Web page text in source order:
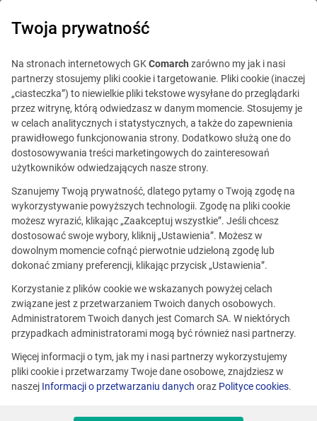
Ta oferta jest już
nieaktualna.
Zobacz podobne oferty
Różne lokalizacje
Erlang Developer
Programowanie
Twoja prywatność
Na stronach internetowych GKComarch zarówno my jak i nasi
partnerzy stosujemy pliki cookie i targetowanie. Pliki cookie (inaczej
„ciasteczka”) to niewielkie pliki tekstowe wysyłane do przeglądarki
przez witrynę, którą odwiedzasz w danym momencie. Stosujemy je
w celach analitycznych i statystycznych, a także do zapewnienia
prawidłowego funkcjonowania strony. Dodatkowo służą one do
dostosowywania treści marketingowych do zainteresowań
użytkowników odwiedzających nasze strony.
Szanujemy Twoją prywatność, dlatego pytamy o Twoją zgodę na
wykorzystywanie powyższych technologii. Zgodę na pliki cookie
możesz wyrazić, klikając „Zaakceptuj wszystkie”. Jeśli chcesz
dostosować swoje wybory, kliknij „Ustawienia”. Możesz w
dowolnym momencie cofnąć pierwotnie udzieloną zgodę lub
dokonać zmiany preferencji, klikając przycisk „Ustawienia”.
Korzystanie z plików cookie we wskazanych powyżej celach
związane jest z przetwarzaniem Twoich danych osobowych.
Administratorem Twoich danych jest Comarch SA. W niektórych
przypadkach administratorami mogą być również nasi partnerzy.
Więcej informacji o tym, jak my i nasi partnerzy wykorzystujemy
pliki cookie i przetwarzamy Twoje dane osobowe, znajdziesz w
naszej Informacji o przetwarzaniu danych oraz Polityce cookies.